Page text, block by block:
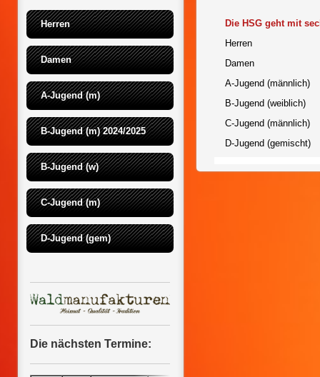
Herren
Damen
A-Jugend (m)
B-Jugend (m) 2024/2025
B-Jugend (w)
C-Jugend (m)
D-Jugend (gem)
Die nächsten Termine:
Die HSG geht mit
Herren
Damen
A-Jugend (männlich)
B-Jugend (weiblich)
C-Jugend (männlich)
D-Jugend (gemischt)